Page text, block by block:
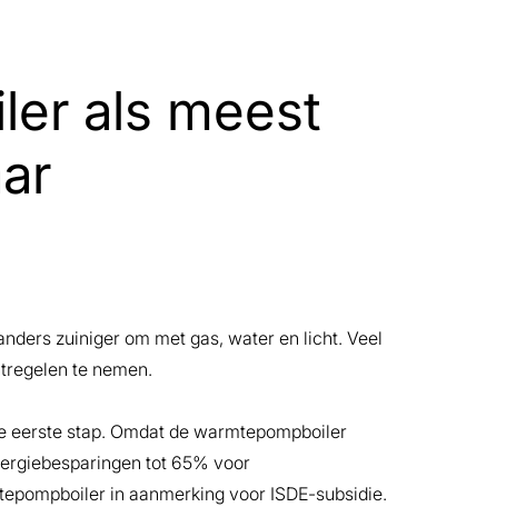
als meest
zuiniger om met gas, water en licht. Veel
te nemen.
eerste stap. Omdat de warmtepompboiler
tot 65% voor
in aanmerking voor ISDE-subsidie.